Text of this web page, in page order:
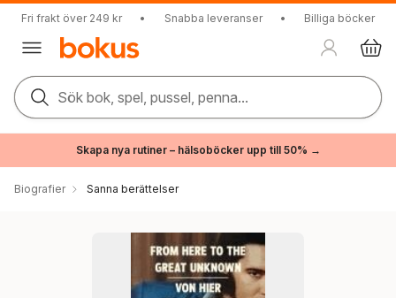
Fri frakt över 249 kr • Snabba leveranser • Billiga böcker
Sök bok, spel, pussel, penna...
Skapa nya rutiner – hälsoböcker upp till 50% →
Biografier Sanna berättelser